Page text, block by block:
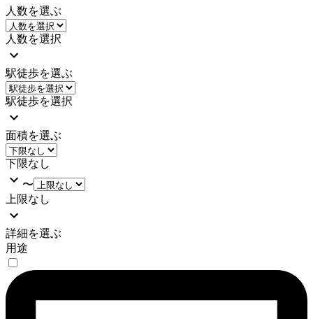
人数を選ぶ
人数を選択
駅徒歩を選ぶ
駅徒歩を選択
面積を選ぶ
下限なし
〜
上限なし
詳細を選ぶ
用途